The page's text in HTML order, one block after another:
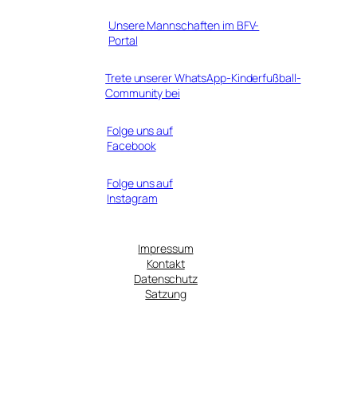
Unsere Mannschaften im BFV-
Portal
Trete unserer WhatsApp-Kinderfußball-
Community bei
Folge uns auf
Facebook
Folge uns auf
Instagram
Impressum
Kontakt
Datenschutz
Satzung